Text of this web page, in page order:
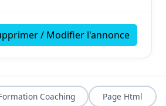
/ Modifier l'annonce
Coaching Page Html